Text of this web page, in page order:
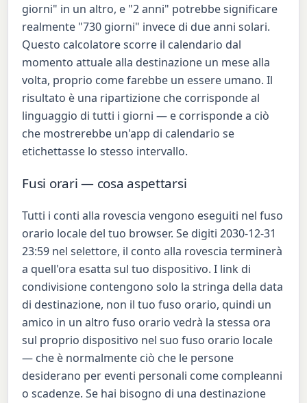
giorni" in un altro, e "2 anni" potrebbe significare
realmente "730 giorni" invece di due anni solari.
Questo calcolatore scorre il calendario dal
momento attuale alla destinazione un mese alla
volta, proprio come farebbe un essere umano. Il
risultato è una ripartizione che corrisponde al
linguaggio di tutti i giorni — e corrisponde a ciò
che mostrerebbe un'app di calendario se
etichettasse lo stesso intervallo.
Fusi orari — cosa aspettarsi
Tutti i conti alla rovescia vengono eseguiti nel fuso
orario locale del tuo browser. Se digiti 2030-12-31
23:59 nel selettore, il conto alla rovescia terminerà
a quell'ora esatta sul tuo dispositivo. I link di
condivisione contengono solo la stringa della data
di destinazione, non il tuo fuso orario, quindi un
amico in un altro fuso orario vedrà la stessa ora
sul proprio dispositivo nel suo fuso orario locale
— che è normalmente ciò che le persone
desiderano per eventi personali come compleanni
o scadenze. Se hai bisogno di una destinazione